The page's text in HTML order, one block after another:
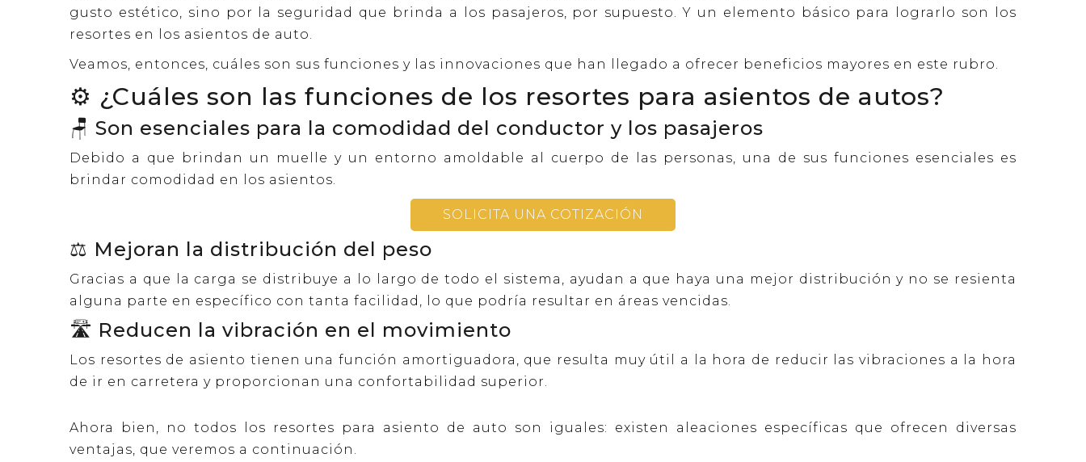
gusto estético, sino por la seguridad que brinda a los pasajeros, por supuesto. Y un elemento básico para lograrlo son los
resortes en los asientos de auto.
Veamos, entonces, cuáles son sus funciones y las innovaciones que han llegado a ofrecer beneficios mayores en este rubro.
⚙️ ¿Cuáles son las funciones de los resortes para asientos de autos?
🪑 Son esenciales para la comodidad del conductor y los pasajeros
Debido a que brindan un muelle y un entorno amoldable al cuerpo de las personas, una de sus funciones esenciales es
brindar comodidad en los asientos.
SOLICITA UNA COTIZACIÓN
⚖️ Mejoran la distribución del peso
Gracias a que la carga se distribuye a lo largo de todo el sistema, ayudan a que haya una mejor distribución y no se resienta
alguna parte en específico con tanta facilidad, lo que podría resultar en áreas vencidas.
🛣️ Reducen la vibración en el movimiento
Los resortes de asiento tienen una función amortiguadora, que resulta muy útil a la hora de reducir las vibraciones a la hora
de ir en carretera y proporcionan una confortabilidad superior.
Ahora bien, no todos los resortes para asiento de auto son iguales: existen aleaciones específicas que ofrecen diversas
ventajas, que veremos a continuación.